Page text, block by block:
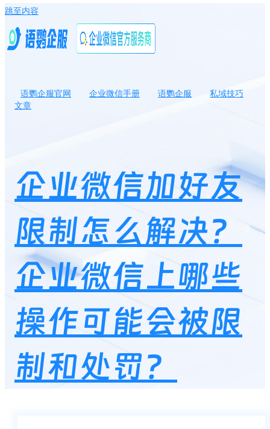
跳至内容
语鹦企服官网 企业微信手册 语鹦企服
私域技巧
文章
企业微信加好友
限制怎么解决？
企业微信上哪些
操作可能会被限
制和处罚？